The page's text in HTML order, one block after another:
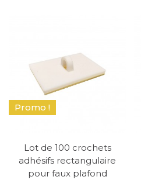
Promo !
Lot de 100 crochets
adhésifs rectangulaire
pour faux plafond